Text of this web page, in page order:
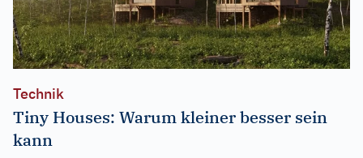
Technik
Tiny Houses: Warum kleiner besser sein
kann